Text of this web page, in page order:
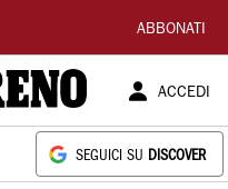
ABBONATI
ACCEDI
SEGUICI SU DISCOVER